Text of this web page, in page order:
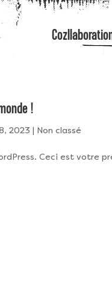
!
2023 | Non classé
Ceci est votre